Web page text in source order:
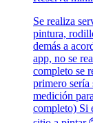
Se realiza
pintura,
demás a
app, no se
completo se
primero sería
medición
completo) Si